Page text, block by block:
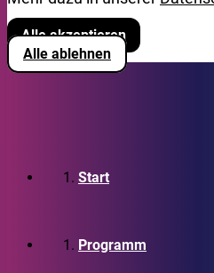
Alle akzeptieren
Alle ablehnen
Start
Programm